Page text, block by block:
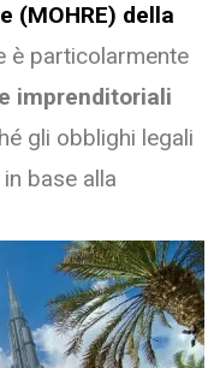
(MOHRE) della
è particolarmente
imprenditoriali
gli obblighi legali
base alla